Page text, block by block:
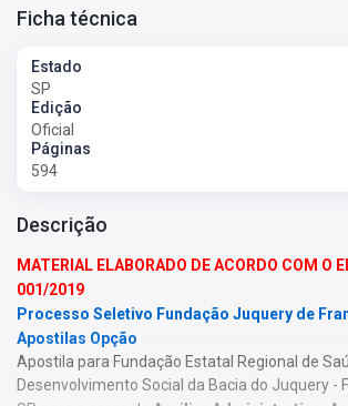
Ficha técnica
Estado
SP
Edição
Oficial
Páginas
594
Descrição
MATERIAL ELABORADO DE ACORDO COM O
001/2019
Processo Seletivo Fundação Juquery de
Apostilas Opção
Apostila para Fundação Estatal Regional de
Desenvolvimento Social da Bacia do Juquery -